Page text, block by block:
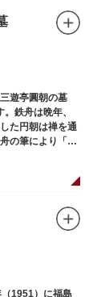
遊亭圓朝の墓
鉄舟は晩年、
た円朝は禅を通
の筆により「三
（1951）に福島